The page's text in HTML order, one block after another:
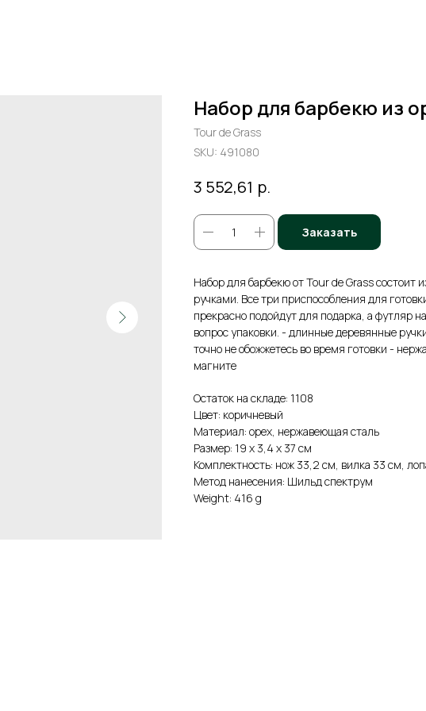
Набор для барбекю из
Tour de Grass
SKU: 491080
3 552,61 р.
Заказать
Набор для барбекю от Tour de Grass состоит
ручками. Все три приспособления для
прекрасно подойдут для подарка, а футляр
вопрос упаковки. - длинные деревянные
точно не обожжетесь во время готовки -
магните
Остаток на складе: 1108
Цвет: коричневый
Материал: орех, нержавеющая сталь
Размер: 19 х 3,4 х 37 см
Комплектность: нож 33,2 см, вилка 33 см,
Метод нанесения: Шильд спектрум
Weight: 416 g